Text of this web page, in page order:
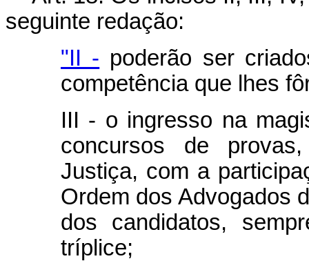
seguinte redação:
"II - poderão ser
competência que lhes
III - o ingresso na
concursos de
Justiça, com a
Ordem dos Advogados
dos candidatos,
tríplice;